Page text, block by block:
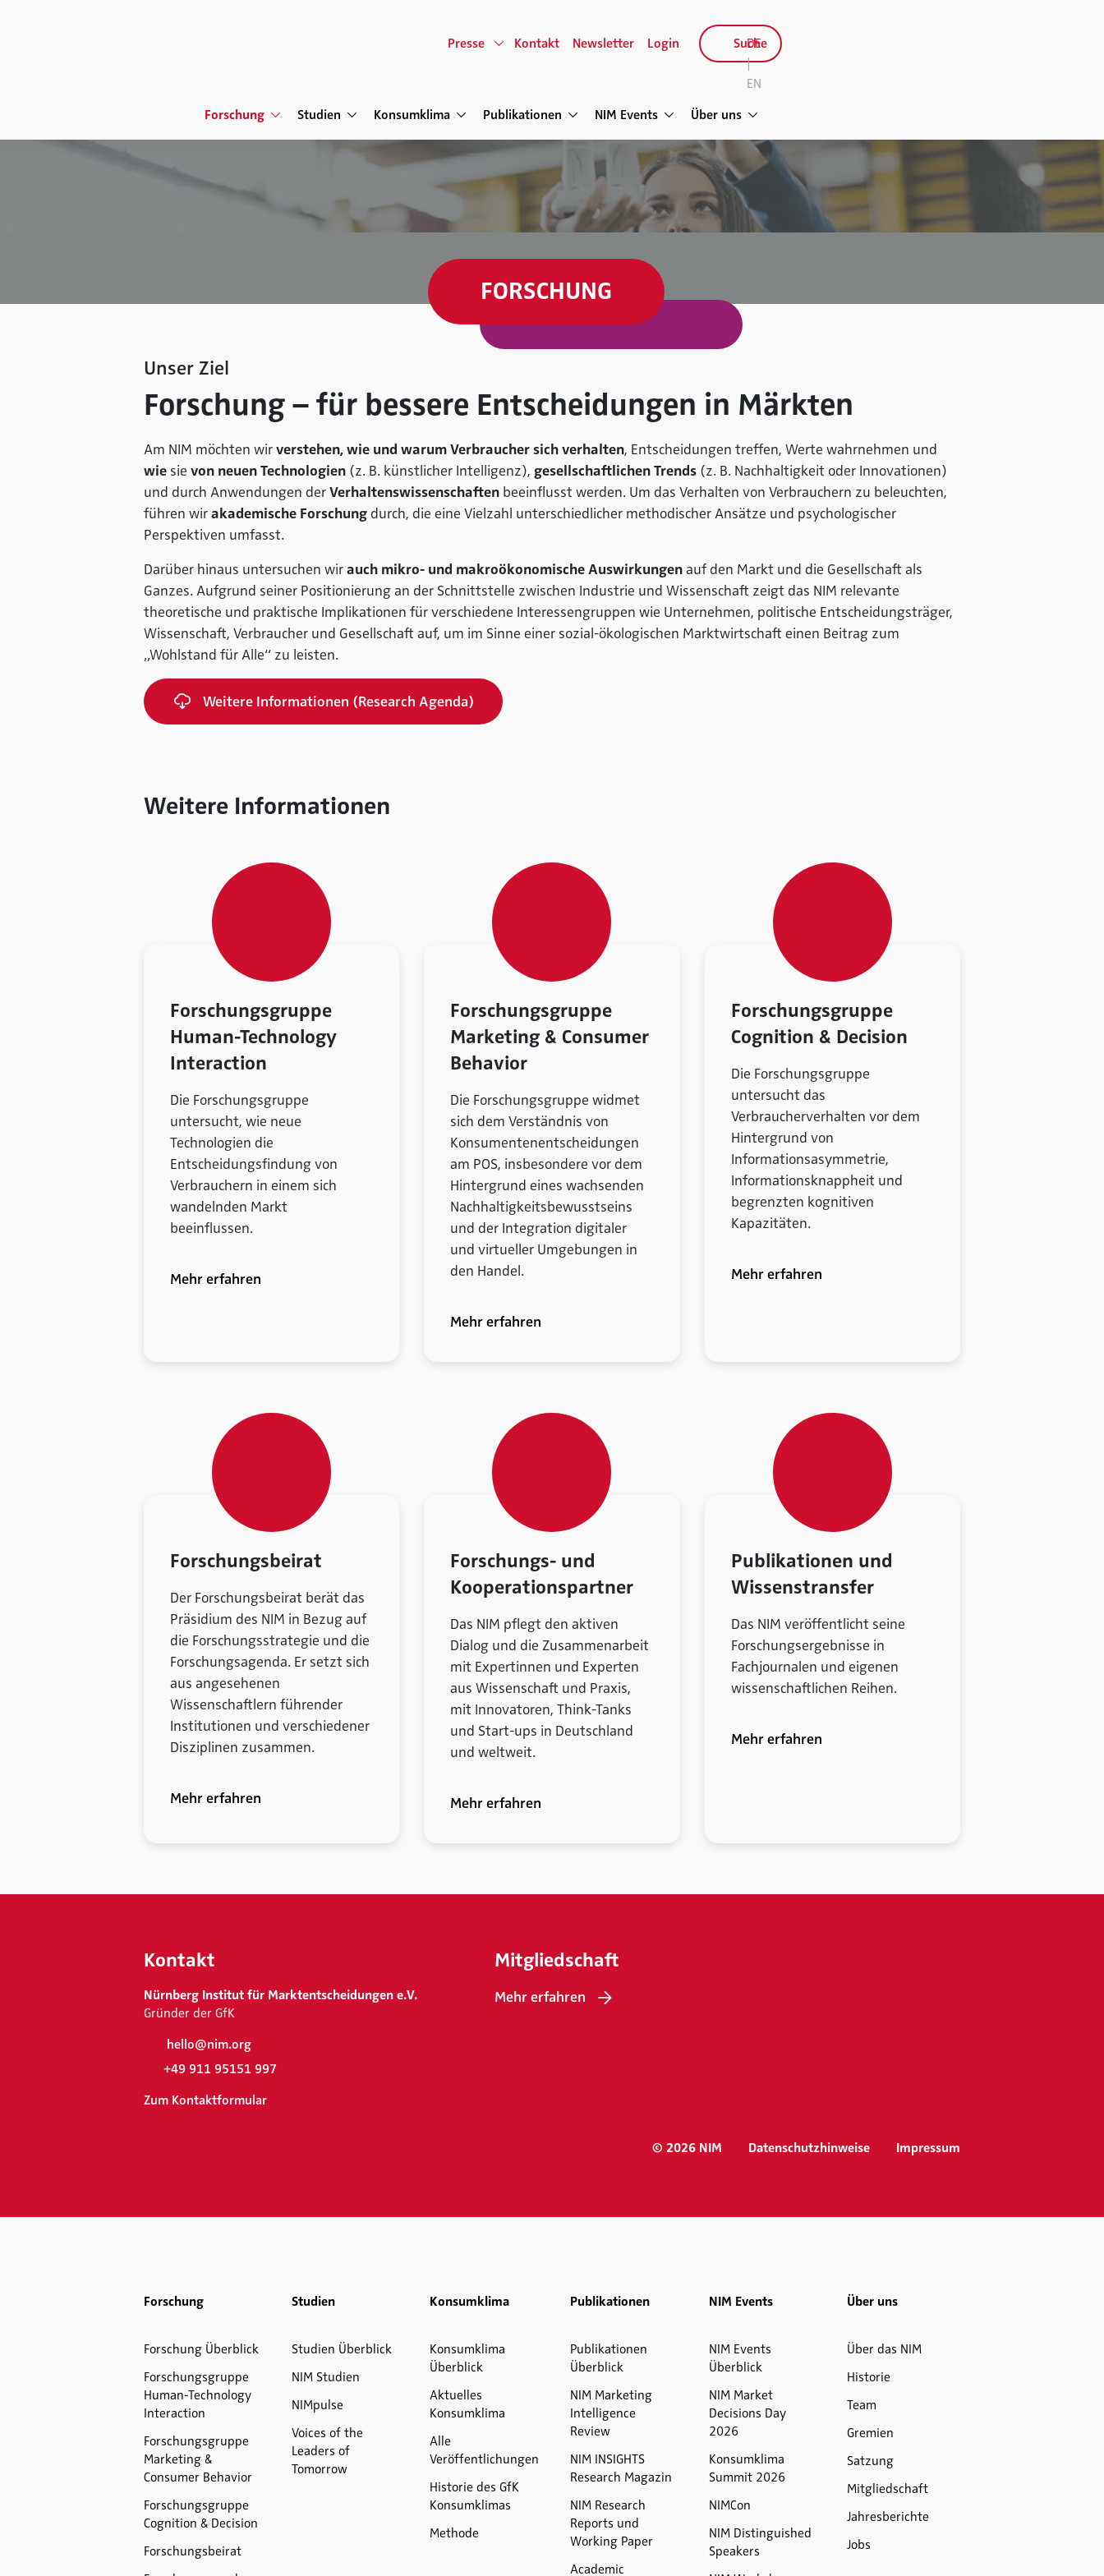
Forschung Studien Konsumklima Publikationen NIM Events Über uns
Presse Kontakt Newsletter Login Suche
DE
|
EN
FORSCHUNG
Unser Ziel
Forschung – für bessere Entscheidungen in Märkten
Am NIM möchten wirverstehen, wie und warum Verbraucher sich verhalten, Entscheidungen treffen, Werte wahrnehmen und
wie sie von neuen Technologien (z. B. künstlicher Intelligenz), gesellschaftlichen Trends (z. B. Nachhaltigkeit oder Innovationen)
und durch Anwendungen derVerhaltenswissenschaften beeinflusst werden. Um das Verhalten von Verbrauchern zu beleuchten,
führen wirakademische Forschung durch, die eine Vielzahl unterschiedlicher methodischer Ansätze und psychologischer
Perspektiven umfasst.
Darüber hinaus untersuchen wirauch mikro- und makroökonomische Auswirkungenauf den Markt und die Gesellschaft als
Ganzes. Aufgrund seiner Positionierung an der Schnittstelle zwischen Industrie und Wissenschaft zeigt das NIM relevante
theoretische und praktische Implikationen für verschiedene Interessengruppen wie Unternehmen, politische Entscheidungsträger,
Wissenschaft, Verbraucher und Gesellschaft auf, um im Sinne einer sozial-ökologischen Marktwirtschaft einen Beitrag zum
„Wohlstand für Alle“ zu leisten.
Weitere Informationen (Research Agenda)
Weitere Informationen
Forschungsgruppe
Human-Technology
Interaction
Die Forschungsgruppe
untersucht, wie neue
Technologien die
Entscheidungsfindung von
Verbrauchern in einem sich
wandelnden Markt
beeinflussen.
Mehr erfahren
Forschungsgruppe
Marketing & Consumer
Behavior
Die Forschungsgruppe widmet
sich dem Verständnis von
Konsumentenentscheidungen
am POS, insbesondere vor dem
Hintergrund eines wachsenden
Nachhaltigkeitsbewusstseins
und der Integration digitaler
und virtueller Umgebungen in
den Handel.
Mehr erfahren
Forschungsgruppe
Cognition & Decision
Die Forschungsgruppe
untersucht das
Verbraucherverhalten vor dem
Hintergrund von
Informationsasymmetrie,
Informationsknappheit und
begrenzten kognitiven
Kapazitäten.
Mehr erfahren
Forschungsbeirat
Der Forschungsbeirat berät das
Präsidium des NIM in Bezug auf
die Forschungsstrategie und die
Forschungsagenda. Er setzt sich
aus angesehenen
Wissenschaftlern führender
Institutionen und verschiedener
Disziplinen zusammen.
Mehr erfahren
Forschungs- und
Kooperationspartner
Das NIM pflegt den aktiven
Dialog und die Zusammenarbeit
mit Expertinnen und Experten
aus Wissenschaft und Praxis,
mit Innovatoren, Think-Tanks
und Start-ups in Deutschland
und weltweit.
Mehr erfahren
Publikationen und
Wissenstransfer
Das NIM veröffentlicht seine
Forschungsergebnisse in
Fachjournalen und eigenen
wissenschaftlichen Reihen.
Mehr erfahren
Kontakt
Nürnberg Institut für Marktentscheidungen e.V.
Gründer der GfK
hello@nim.org
+49 911 95151 997
Zum Kontaktformular
Mitgliedschaft
Mehr erfahren
© 2026 NIM Datenschutzhinweise Impressum
Forschung
Forschung Überblick
Forschungsgruppe
Human-Technology
Interaction
Forschungsgruppe
Marketing &
Consumer Behavior
Forschungsgruppe
Cognition & Decision
Forschungsbeirat
Studien
Studien Überblick
NIM Studien
NIMpulse
Voices of the
Leaders of
Tomorrow
Konsumklima
Konsumklima
Überblick
Aktuelles
Konsumklima
Alle
Veröffentlichungen
Historie des GfK
Konsumklimas
Methode
Publikationen
Publikationen
Überblick
NIM Marketing
Intelligence
Review
NIM INSIGHTS
Research Magazin
NIM Research
Reports und
Working Paper
Academic
NIM Events
NIM Events
Überblick
NIM Market
Decisions Day
2026
Konsumklima
Summit 2026
NIMCon
NIM Distinguished
Speakers
Über uns
Über das NIM
Historie
Team
Gremien
Satzung
Mitgliedschaft
Jahresberichte
Jobs